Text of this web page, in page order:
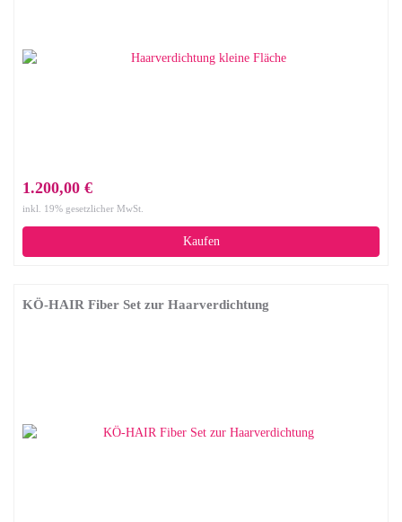
1.200,00 €
inkl. 19% gesetzlicher MwSt.
Kaufen
KÖ-HAIR Fiber Set zur Haarverdichtung